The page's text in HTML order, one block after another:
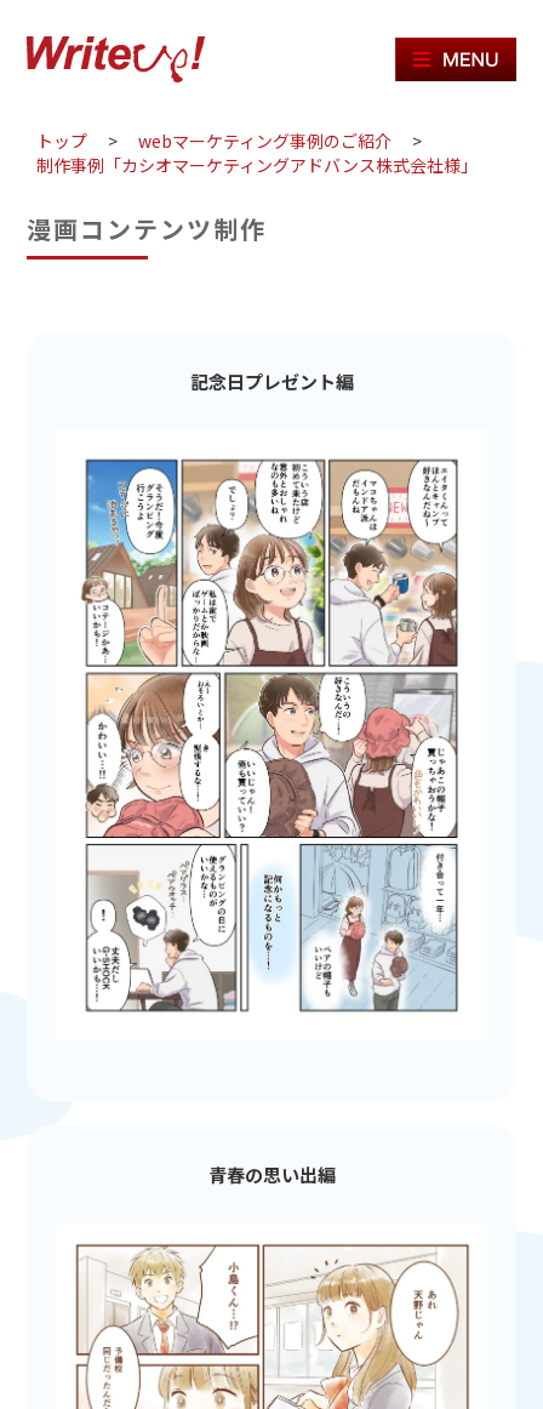
トップ > webマーケティング事例のご紹介
>
制作事例「カシオマーケティングアドバンス株式会社様」
漫画コンテンツ制作
記念日プレゼント編
青春の思い出編